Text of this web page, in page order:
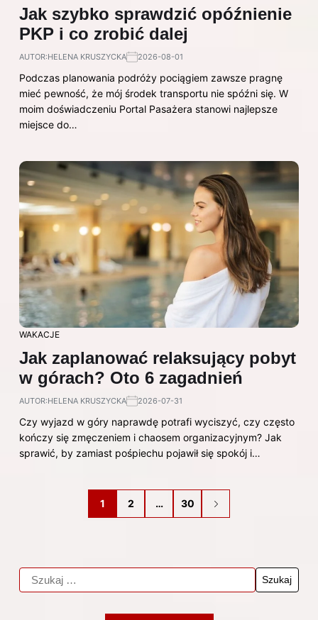
Jak szybko sprawdzić opóźnienie
PKP i co zrobić dalej
AUTOR:HELENA KRUSZYCKA 2026-08-01
Podczas planowania podróży pociągiem zawsze pragnę
mieć pewność, że mój środek transportu nie spóźni się. W
moim doświadczeniu Portal Pasażera stanowi najlepsze
miejsce do…
WAKACJE
Jak zaplanować relaksujący pobyt
w górach? Oto 6 zagadnień
AUTOR:HELENA KRUSZYCKA 2026-07-31
Czy wyjazd w góry naprawdę potrafi wyciszyć, czy często
kończy się zmęczeniem i chaosem organizacyjnym? Jak
sprawić, by zamiast pośpiechu pojawił się spokój i…
1 2 … 30